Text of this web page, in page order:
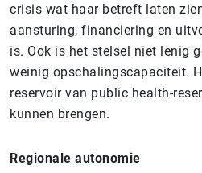
crisis wat haar betreft laten
aansturing, financiering en
is. Ook is het stelsel niet lenig
weinig opschalingscapaciteit.
reservoir van public health-
kunnen brengen.
Regionale autonomie